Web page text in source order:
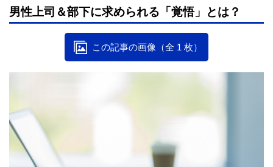
男性上司＆部下に求められる「覚悟」とは？
この記事の画像（全 1 枚）